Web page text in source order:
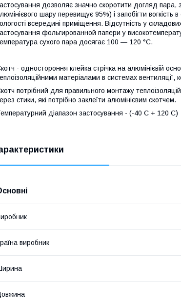
дозволяє значно скоротити догляд пара,
шару перевищує 95%) і запобігти вогкість
всередині приміщення. Відсутність у
фольгированной папери у
сухого пара досягає 100 ― 120 °С.
- одностороння клейка стрічка на алюмінієвій
матеріалами в системах вентиляції,
потрібний для правильного монтажу
стики, які потрібно заклеїти алюмінієвим скотчем.
діапазон застосування - (-40 C + 120 C)
виробник